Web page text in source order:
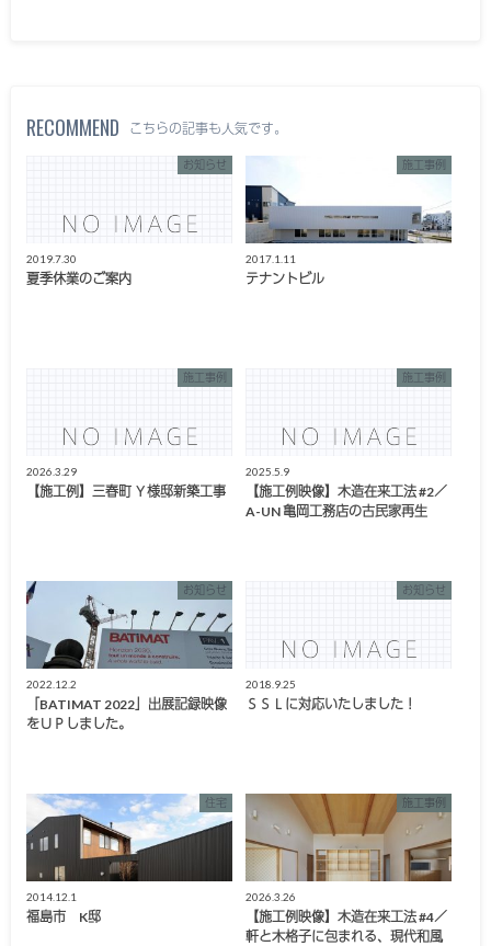
RECOMMEND こちらの記事も人気です。
お知らせ
2019.7.30
夏季休業のご案内
施工事例
2017.1.11
テナントビル
施工事例
2026.3.29
【施工例】三春町 Ｙ様邸新築工事
施工事例
2025.5.9
【施工例映像】木造在来工法 #2／
A-UN 亀岡工務店の古民家再生
お知らせ
2022.12.2
「BATIMAT 2022」出展記録映像
をＵＰしました。
お知らせ
2018.9.25
ＳＳＬに対応いたしました！
住宅
2014.12.1
福島市 K邸
施工事例
2026.3.26
【施工例映像】木造在来工法 #4／
軒と木格子に包まれる、現代和風